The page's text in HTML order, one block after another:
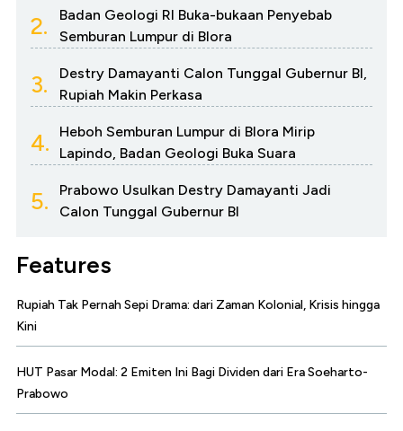
2.
Badan Geologi RI Buka-bukaan Penyebab
Semburan Lumpur di Blora
3.
Destry Damayanti Calon Tunggal Gubernur BI,
Rupiah Makin Perkasa
4.
Heboh Semburan Lumpur di Blora Mirip
Lapindo, Badan Geologi Buka Suara
5.
Prabowo Usulkan Destry Damayanti Jadi
Calon Tunggal Gubernur BI
Features
Rupiah Tak Pernah Sepi Drama: dari Zaman Kolonial, Krisis hingga
Kini
HUT Pasar Modal: 2 Emiten Ini Bagi Dividen dari Era Soeharto-
Prabowo